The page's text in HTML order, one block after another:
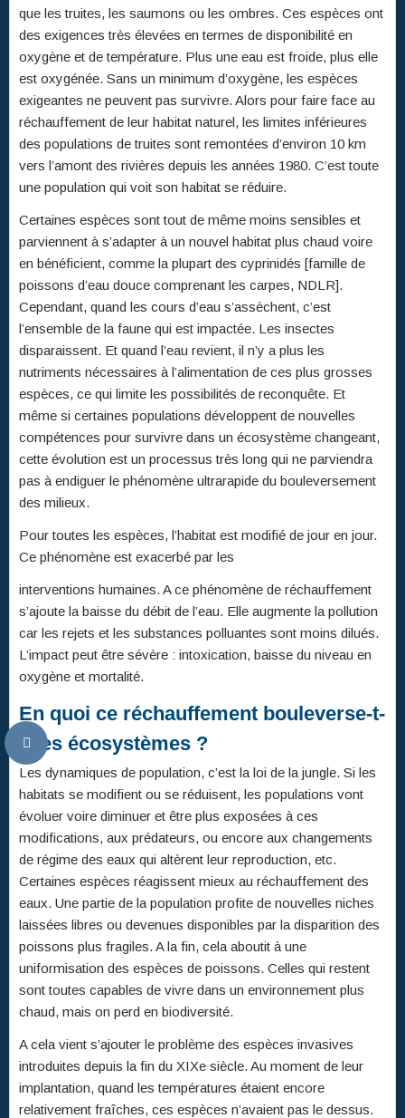
que les truites, les saumons ou les ombres. Ces espèces ont
des exigences très élevées en termes de disponibilité en
oxygène et de température. Plus une eau est froide, plus elle
est oxygénée. Sans un minimum d’oxygène, les espèces
exigeantes ne peuvent pas survivre. Alors pour faire face au
réchauffement de leur habitat naturel, les limites inférieures
des populations de truites sont remontées d’environ 10 km
vers l’amont des rivières depuis les années 1980. C’est toute
une population qui voit son habitat se réduire.
Certaines espèces sont tout de même moins sensibles et
parviennent à s’adapter à un nouvel habitat plus chaud voire
en bénéficient, comme la plupart des cyprinidés [famille de
poissons d’eau douce comprenant les carpes, NDLR].
Cependant, quand les cours d’eau s’assèchent, c’est
l’ensemble de la faune qui est impactée. Les insectes
disparaissent. Et quand l’eau revient, il n’y a plus les
nutriments nécessaires à l’alimentation de ces plus grosses
espèces, ce qui limite les possibilités de reconquête. Et
même si certaines populations développent de nouvelles
compétences pour survivre dans un écosystème changeant,
cette évolution est un processus très long qui ne parviendra
pas à endiguer le phénomène ultrarapide du bouleversement
des milieux.
Pour toutes les espèces, l’habitat est modifié de jour en jour.
Ce phénomène est exacerbé par les
interventions humaines. A ce phénomène de réchauffement
s’ajoute la baisse du débit de l’eau. Elle augmente la pollution
car les rejets et les substances polluantes sont moins dilués.
L’impact peut être sévère : intoxication, baisse du niveau en
oxygène et mortalité.
En quoi ce réchauffement bouleverse-t-
il les écosystèmes ?
Les dynamiques de population, c’est la loi de la jungle. Si les
habitats se modifient ou se réduisent, les populations vont
évoluer voire diminuer et être plus exposées à ces
modifications, aux prédateurs, ou encore aux changements
de régime des eaux qui altèrent leur reproduction, etc.
Certaines espèces réagissent mieux au réchauffement des
eaux. Une partie de la population profite de nouvelles niches
laissées libres ou devenues disponibles par la disparition des
poissons plus fragiles. A la fin, cela aboutit à une
uniformisation des espèces de poissons. Celles qui restent
sont toutes capables de vivre dans un environnement plus
chaud, mais on perd en biodiversité.
A cela vient s’ajouter le problème des espèces invasives
introduites depuis la fin du XIXe siècle. Au moment de leur
implantation, quand les températures étaient encore
relativement fraîches, ces espèces n’avaient pas le dessus.